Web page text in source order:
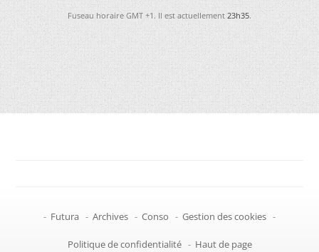
Fuseau horaire GMT +1. Il est actuellement23h35.
- Futura - Archives - Conso - Gestion des cookies -
Politique de confidentialité - Haut de page